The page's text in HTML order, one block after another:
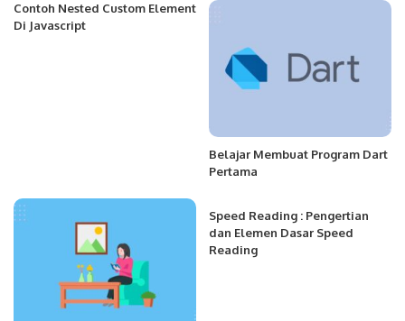
Contoh Nested Custom Element
Di Javascript
Belajar Membuat Program Dart
Pertama
Speed Reading : Pengertian
dan Elemen Dasar Speed
Reading